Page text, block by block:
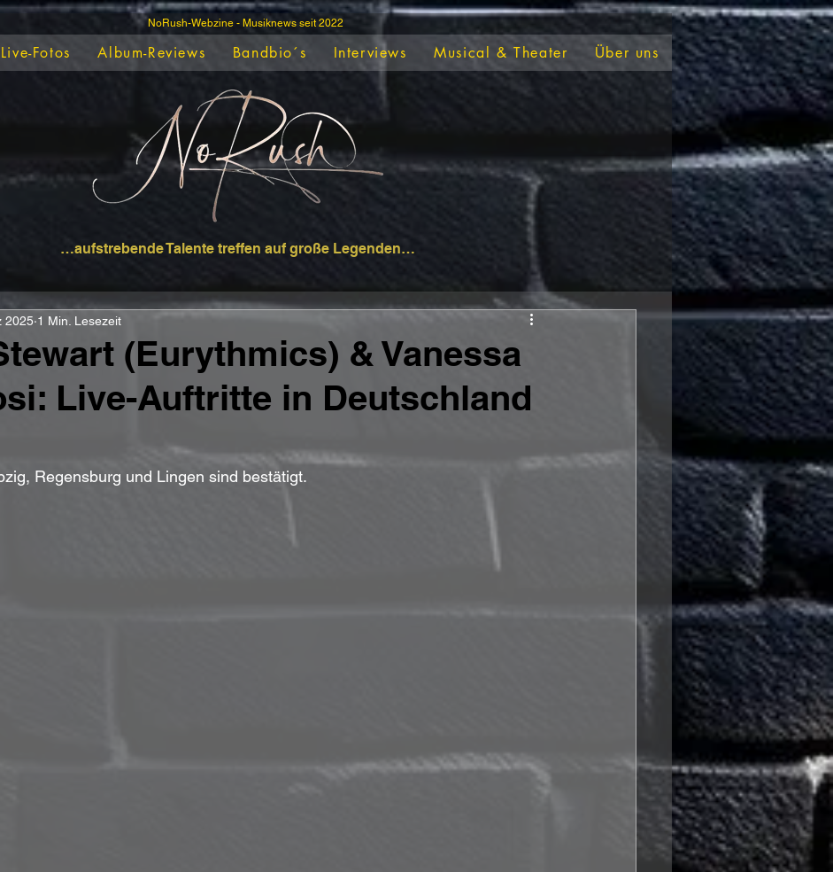
NoRush-Webzine - Musiknews seit 2022
Live-Fotos Album-Reviews Bandbio´s Interviews Musical & Theater Über uns
…aufstrebende Talente treffen auf große Legenden…
(Eurythmics) & Vanessa
Live-Auftritte in Deutschland
2025 1 Min. Lesezeit
Regensburg und Lingen sind bestätigt.